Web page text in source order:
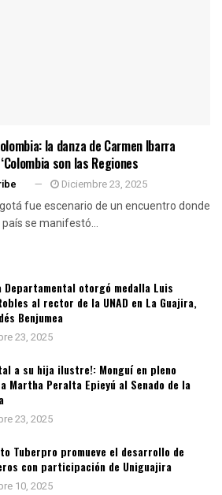
la danza de Carmen Ibarra
son las Regiones
Diciembre 23, 2025
fue escenario de un encuentro donde
se manifestó...
Departamental otorgó medalla Luis
al rector de la UNAD en La Guajira,
Benjumea
23, 2025
a su hija ilustre!: Monguí en pleno
Martha Peralta Epieyú al Senado de la
23, 2025
Tuberpro promueve el desarrollo de
con participación de Uniguajira
10, 2025